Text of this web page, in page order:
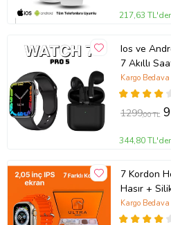
217,63
Ios ve
7 Akıllı
Bluetooth
Kargo Bedava
1299,00 TL
344,80
7 Kordon
Hasır +
Her
Tasarım
Kargo Bedava